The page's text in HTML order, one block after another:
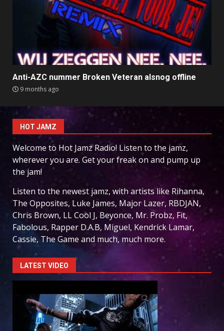
Anti-AZC nummer Broken Veteran alsnog offline
9 months ago
HOT JAMZ
Welcome to Hot Jamz Radio! Listen to the jamz,
wherever you are. Get your freak on and pump up
the jam!
Listen to the newest jamz, with artists like Rihanna,
The Opposites, Luke James, Major Lazer, RBDJAN,
Chris Brown, LL Cool J, Beyonce, Mr. Probz, Fit,
Fabolous, Rapper D.A.B, Miguel, Kendrick Lamar,
Cassie, The Game and much, much more.
LATEST VIDEO